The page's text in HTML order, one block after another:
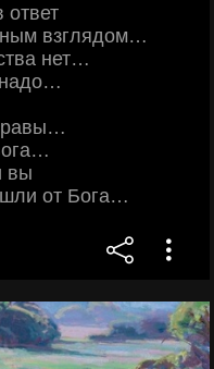
ответ
взглядом…
нет…
надо…
вы
от Бога…